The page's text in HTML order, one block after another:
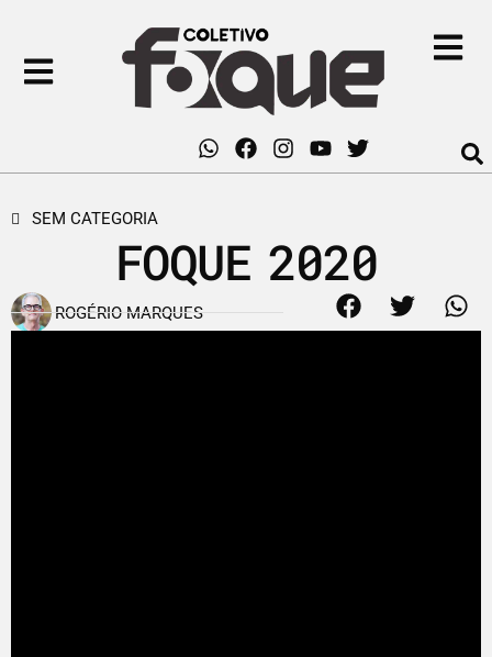
SEM CATEGORIA
FOQUE 2020
ROGÉRIO MARQUES